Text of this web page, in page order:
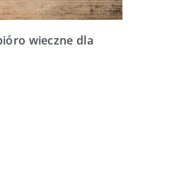
wieczne dla